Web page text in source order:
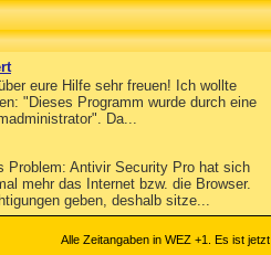
eure Hilfe sehr freuen! Ich wollte
"Dieses Programm wurde durch eine
Da...
Problem: Antivir Security Pro hat sich
mehr das Internet bzw. die Browser.
geben, deshalb sitze...
Alle Zeitangaben in WEZ +1. Es ist jetzt